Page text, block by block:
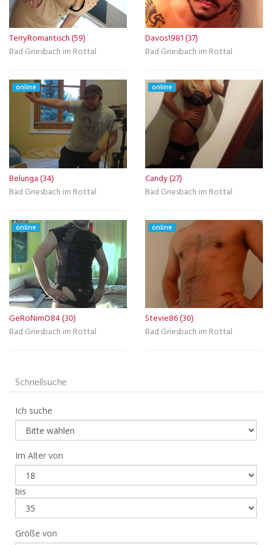
TerryRomantisch (59)
Bad Griesbach im Rottal
Davos1981 (37)
Bad Griesbach im Rottal
online
Belunga (34)
Bad Griesbach im Rottal
online
Candy (27)
Bad Griesbach im Rottal
online
GeRoNimO84 (30)
Bad Griesbach im Rottal
online
Stevie86 (30)
Bad Griesbach im Rottal
Schnellsuche
Ich suche
Im Alter von
bis
Größe von